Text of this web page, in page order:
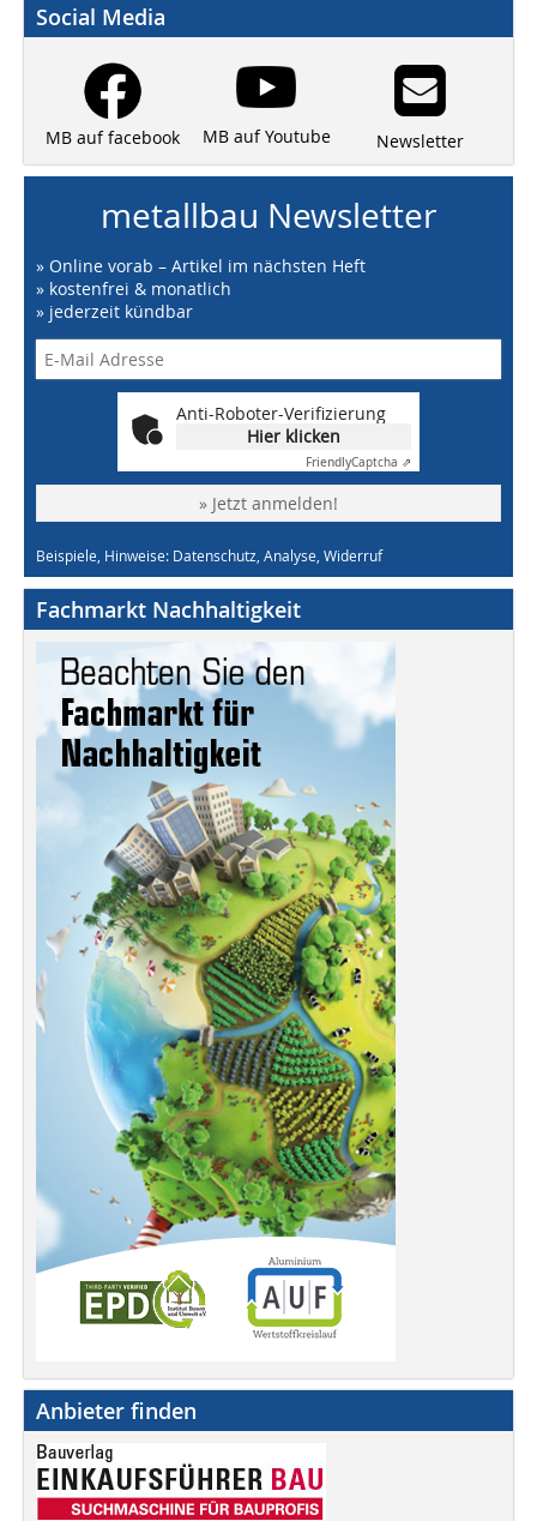
Social Media
MB auf facebook MB auf Youtube Newsletter
metallbau Newsletter
» Online vorab – Artikel im nächsten Heft
» kostenfrei & monatlich
» jederzeit kündbar
Anti-Roboter-Verifizierung
Hier klicken
FriendlyCaptcha ⇗
» Jetzt anmelden!
Beispiele, Hinweise: Datenschutz, Analyse, Widerruf
Fachmarkt Nachhaltigkeit
Anbieter finden